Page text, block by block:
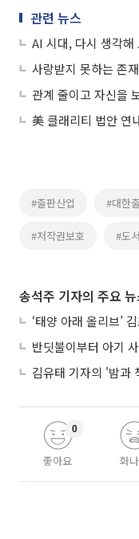
관련 뉴스
AI 시대, 다시 생각해
사랑받지 못하는 존
관계 줄이고 자신을
#출판산업 #대한
#저작권보호 #도
송석주 기자의 주요
좋아요
0
화